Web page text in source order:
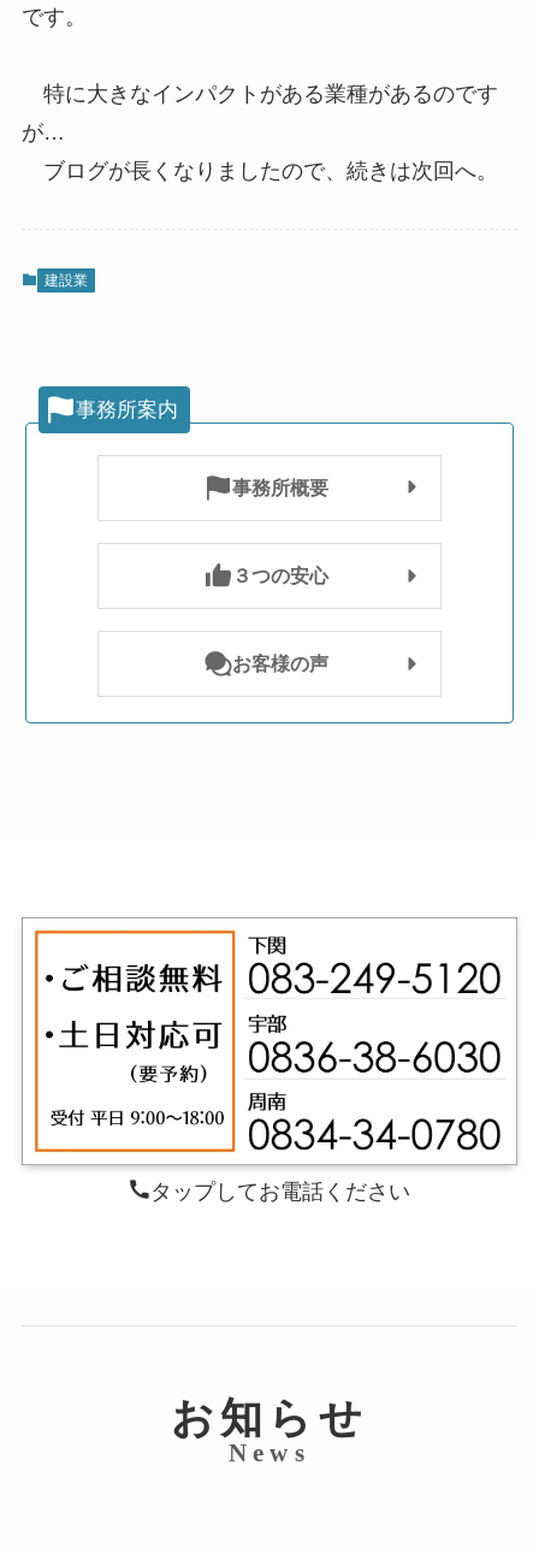
です。
特に大きなインパクトがある業種があるのです
が…
ブログが長くなりましたので、続きは次回へ。
建設業
事務所案内
事務所概要
３つの安心
お客様の声
タップしてお電話ください
お知らせ
News